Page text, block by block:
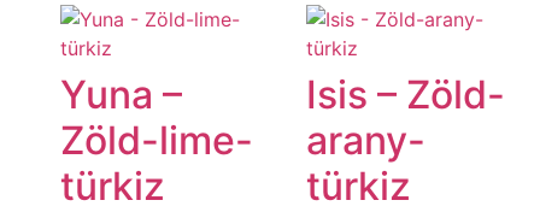
Yuna –
Zöld-lime-
türkiz
Isis – Zöld-
arany-
türkiz